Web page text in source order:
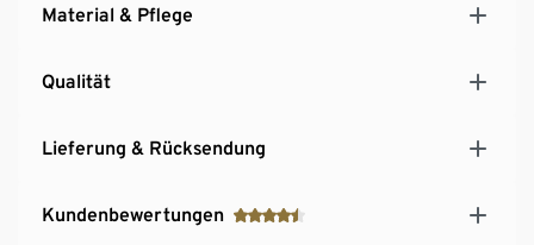
Material & Pflege
Qualität
Lieferung & Rücksendung
Kundenbewertungen